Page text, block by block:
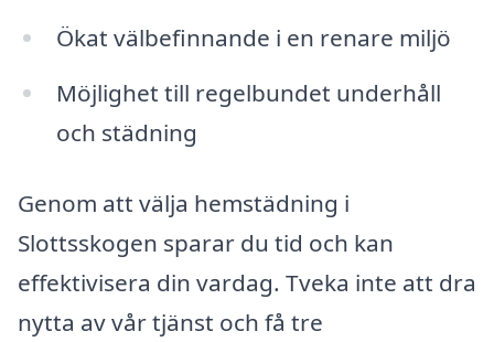
Ökat välbefinnande i en renare miljö
Möjlighet till regelbundet underhåll
och städning
Genom att välja hemstädning i
Slottsskogen sparar du tid och kan
effektivisera din vardag. Tveka inte att dra
nytta av vår tjänst och få tre